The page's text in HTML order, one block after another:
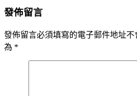
發佈留言
發佈留言必須填寫的電子郵件地址不
為 *